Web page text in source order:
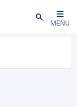
Schließen
MENU